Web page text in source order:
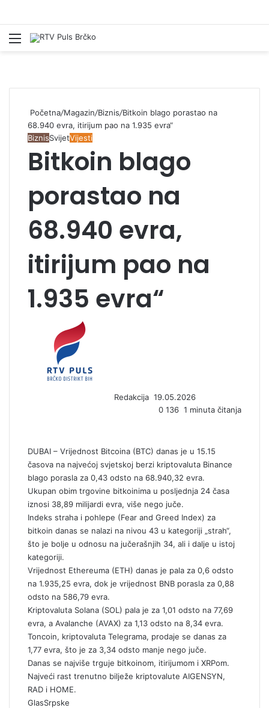
Izbornik
Početna/Magazin/Biznis/Bitkoin blago porastao na
68.940 evra, itirijum pao na 1.935 evra“
BiznisSvijetVijesti
Bitkoin blago
porastao na
68.940 evra,
itirijum pao na
1.935 evra“
Redakcija e
m
19.05.2026
0 136 1 minuta čitanja
DUBAI – Vrijednost Bitcoina (BTC) danas je u 15.15
časova na najvećoj svjetskoj berzi kriptovaluta Binance
blago porasla za 0,43 odsto na 68.940,32 evra.
Ukupan obim trgovine bitkoinima u posljednja 24 časa
iznosi 38,89 milijardi evra, više nego juče.
Indeks straha i pohlepe (Fear and Greed Index) za
bitkoin danas se nalazi na nivou 43 u kategoriji „strah“,
što je bolje u odnosu na jučerašnjih 34, ali i dalje u istoj
kategoriji.
Vrijednost Ethereuma (ETH) danas je pala za 0,6 odsto
na 1.935,25 evra, dok je vrijednost BNB porasla za 0,88
odsto na 586,79 evra.
Kriptovaluta Solana (SOL) pala je za 1,01 odsto na 77,69
evra, a Avalanche (AVAX) za 1,13 odsto na 8,34 evra.
Toncoin, kriptovaluta Telegrama, prodaje se danas za
1,77 evra, što je za 3,34 odsto manje nego juče.
Danas se najviše trguje bitkoinom, itirijumom i XRPom.
Najveći rast trenutno bilježe kriptovalute AIGENSYN,
RAD i HOME.
GlasSrpske